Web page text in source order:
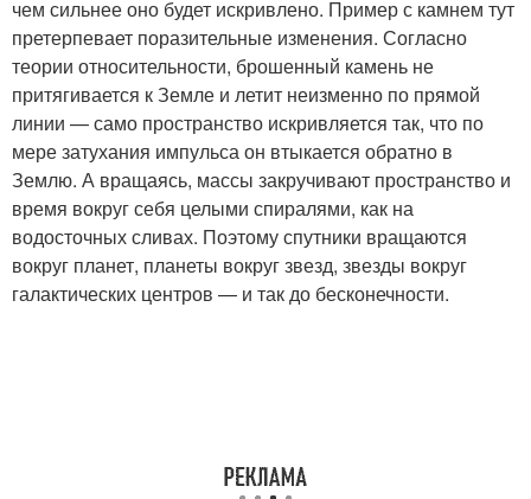
чем сильнее оно будет искривлено. Пример с камнем тут
претерпевает поразительные изменения. Согласно
теории относительности, брошенный камень не
притягивается к Земле и летит неизменно по прямой
линии — само пространство искривляется так, что по
мере затухания импульса он втыкается обратно в
Землю. А вращаясь, массы закручивают пространство и
время вокруг себя целыми спиралями, как на
водосточных сливах. Поэтому спутники вращаются
вокруг планет, планеты вокруг звезд, звезды вокруг
галактических центров — и так до бесконечности.